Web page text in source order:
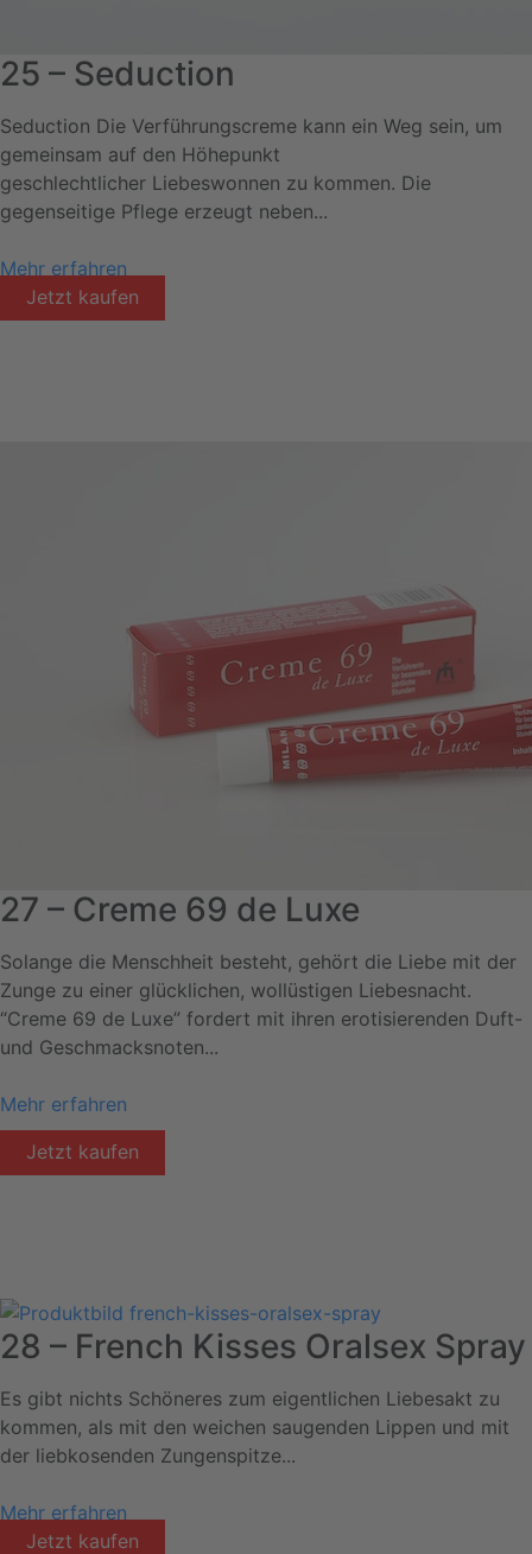
25 – Seduction
Seduction Die Verführungscreme kann ein Weg sein, um
gemeinsam auf den Höhepunkt
geschlechtlicher Liebeswonnen zu kommen. Die
gegenseitige Pflege erzeugt neben...
Mehr erfahren
Jetzt kaufen
27 – Creme 69 de Luxe
Solange die Menschheit besteht, gehört die Liebe mit der
Zunge zu einer glücklichen, wollüstigen Liebesnacht.
“Creme 69 de Luxe” fordert mit ihren erotisierenden Duft-
und Geschmacksnoten...
Mehr erfahren
Jetzt kaufen
28 – French Kisses Oralsex Spray
Es gibt nichts Schöneres zum eigentlichen Liebesakt zu
kommen, als mit den weichen saugenden Lippen und mit
der liebkosenden Zungenspitze...
Mehr erfahren
Jetzt kaufen